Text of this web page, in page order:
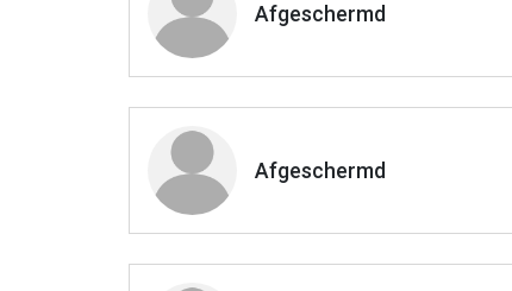
Afgeschermd
Afgeschermd